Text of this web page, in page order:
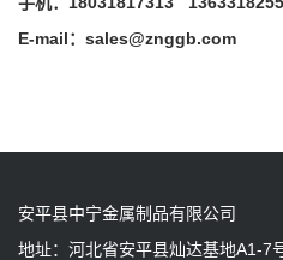
E-mail：sales@znggb.com
安平县中宁金属制品有限公司
地址：河北省安平县灿达基地A1-7